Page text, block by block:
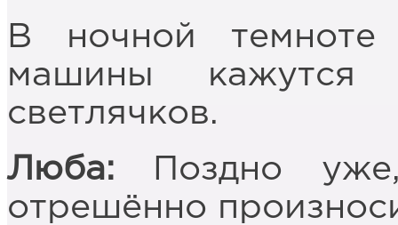
В ночной темноте
машины кажутся
светлячков.
Люба: Поздно
отрешённо